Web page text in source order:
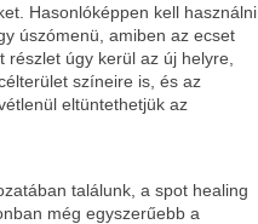
Hasonlóképpen kell használni,
úszómenü, amiben az ecset
úgy kerül az új helyre,
színeire is, és az
eltüntethetjük az
találunk, a spot healing
még egyszerűebb a